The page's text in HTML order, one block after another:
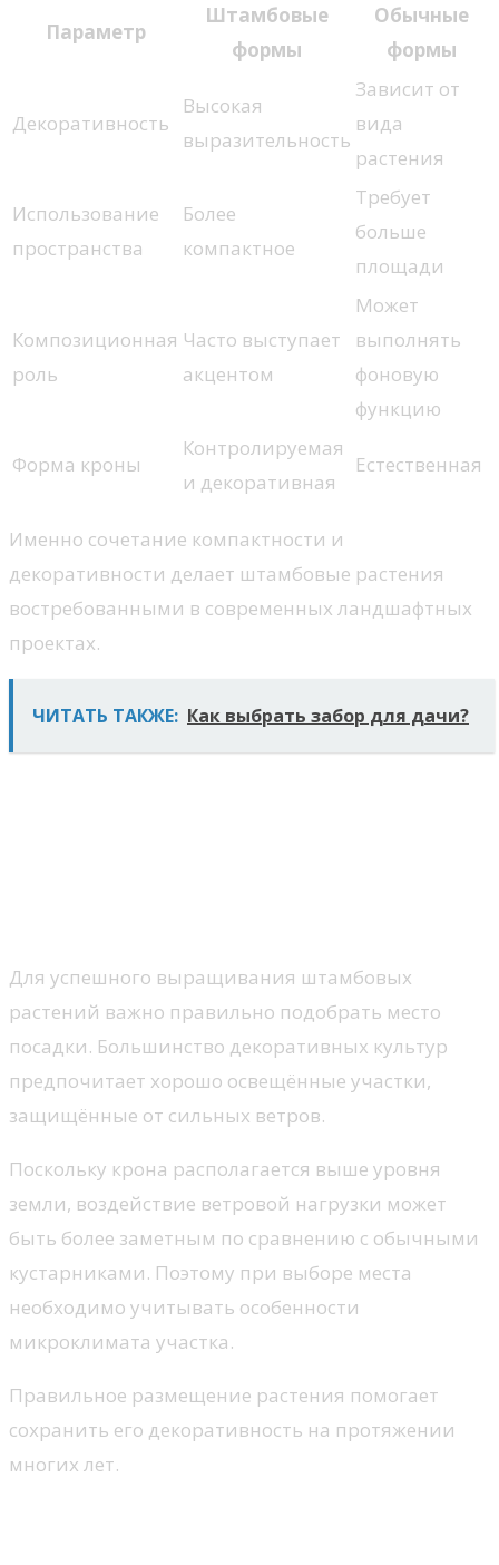
Параметр
Штамбовые
формы
Обычные
формы
Декоративность
Высокая
выразительность
Зависит от
вида
растения
Использование
пространства
Более
компактное
Требует
больше
площади
Композиционная
роль
Часто выступает
акцентом
Может
выполнять
фоновую
функцию
Форма кроны
Контролируемая
и декоративная
Естественная
Именно сочетание компактности и
декоративности делает штамбовые растения
востребованными в современных ландшафтных
проектах.
ЧИТАТЬ ТАКЖЕ: Как выбрать забор для дачи?
Для успешного выращивания штамбовых
растений важно правильно подобрать место
посадки. Большинство декоративных культур
предпочитает хорошо освещённые участки,
защищённые от сильных ветров.
Поскольку крона располагается выше уровня
земли, воздействие ветровой нагрузки может
быть более заметным по сравнению с обычными
кустарниками. Поэтому при выборе места
необходимо учитывать особенности
микроклимата участка.
Правильное размещение растения помогает
сохранить его декоративность на протяжении
многих лет.